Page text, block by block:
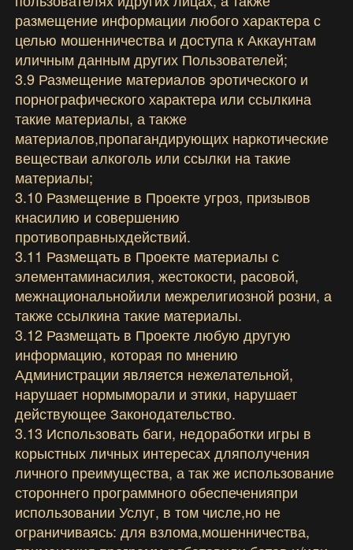
размещение информации любого характера с
целью мошенничества и доступа к Аккаунтам
иличным данным других Пользователей;
3.9 Размещение материалов эротического и
порнографического характера или ссылкина
такие материалы, а также
материалов,пропагандирующих наркотические
веществаи алкоголь или ссылки на такие
материалы;
3.10 Размещение в Проекте угроз, призывов
кнасилию и совершению
противоправныхдействий.
3.11 Размещать в Проекте материалы с
элементаминасилия, жестокости, расовой,
межнациональнойили межрелигиозной розни, а
также ссылкина такие материалы.
3.12 Размещать в Проекте любую другую
информацию, которая по мнению
Администрации является нежелательной,
нарушает нормыморали и этики, нарушает
действующее Законодательство.
3.13 Использовать баги, недоработки игры в
корыстных личных интересах дляполучения
личного преимущества, а так же использование
стороннего программного обеспеченияпри
использовании Услуг, в том числе,но не
ограничиваясь: для взлома,мошенничества,